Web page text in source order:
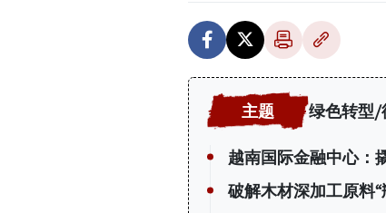
绿色转型/
越南国际金融中心：
破解木材深加工原料“